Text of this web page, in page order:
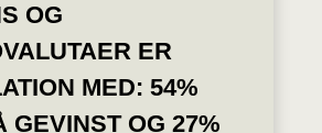
OG
ER
MED: 54%
GEVINST OG 27%